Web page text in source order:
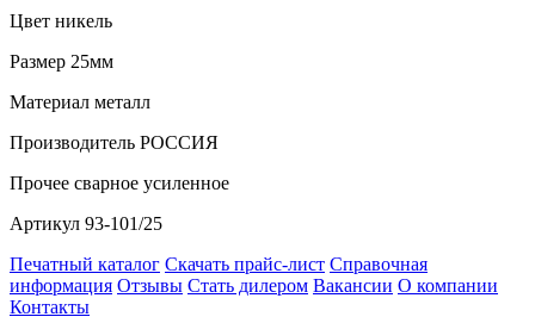
Цвет никель
Размер 25мм
Материал металл
Производитель РОССИЯ
Прочее сварное усиленное
Артикул 93-101/25
Печатный каталог Скачать прайс-лист Справочная
информация Отзывы Стать дилером Вакансии О компании
Контакты